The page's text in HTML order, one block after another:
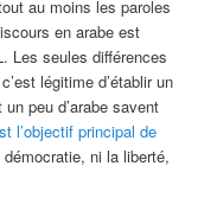
au moins les paroles
en arabe est
Les seules différences
légitime d’établir un
peu d’arabe savent
l’objectif principal de
ni la liberté,